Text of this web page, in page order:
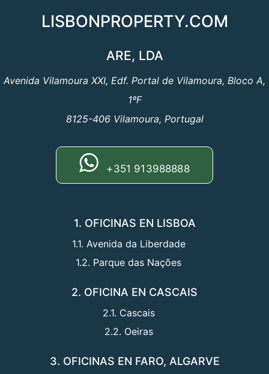
LISBONPROPERTY.COM
ARE, LDA
Avenida Vilamoura XXI, Edf. Portal de Vilamoura, Bloco A,
1ºF
8125-406 Vilamoura, Portugal
+351 913988888
1. OFICINAS EN LISBOA
1.1. Avenida da Liberdade
1.2. Parque das Nações
2. OFICINA EN CASCAIS
2.1. Cascais
2.2. Oeiras
3. OFICINAS EN FARO, ALGARVE